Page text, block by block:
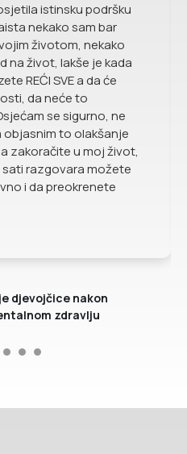
djevojčice nakon
zdravlju
istinsku podršku
nekako sam bar
životom, nekako
na život, lakše je kada
REĆI SVE a da će
da neće to
se sigurno, ne
objasnim to olakšanje
zakoračite u moj život,
sati razgovara možete
i da preokrenete